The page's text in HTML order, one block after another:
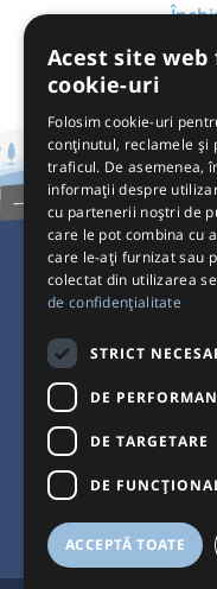
Pentru
Acest site web
cookie-uri
Folosim cookie-uri
conținutul, reclamele și
traficul. De asemenea,
informații despre
cu partenerii noștri de
care le pot combina cu
care le-ați furnizat sau
colectat din utilizarea
de confidențialitate
STRICT
DE
DE TARGETARE
DE
ACCEPTĂ TOATE